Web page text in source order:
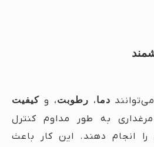
دما، رطوبت، و کیفیت
به طور مداوم کنترل
را انجام دهند. این کار باعث